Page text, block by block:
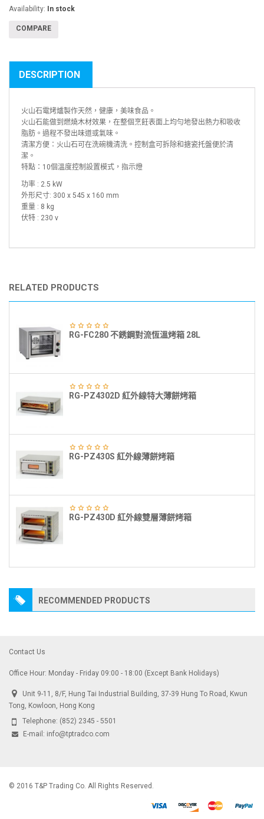
Availability: In stock
COMPARE
DESCRIPTION
火山石電烤爐製作天然，健康，美味食品。
火山石能做到燃燒木材效果，在整個烹飪表面上均勻地發出熱力和吸收
脂肪。過程不發出味道或氣味。
清潔方便：火山石可在洗碗機清洗。控制盒可拆除和搪瓷托盤便於清
潔。
特點：10個溫度控制設置模式，指示燈
功率 : 2.5 kW
外形尺寸: 300 x 545 x 160 mm
重量 : 8 kg
伏特 : 230 v
RELATED PRODUCTS
RG-FC280 不銹鋼對流恆溫烤箱 28L
RG-PZ4302D 紅外線特大薄餅烤箱
RG-PZ430S 紅外線薄餅烤箱
RG-PZ430D 紅外線雙層薄餅烤箱
RECOMMENDED PRODUCTS
Contact Us
Office Hour: Monday - Friday 09:00 - 18:00 (Except Bank Holidays)
Unit 9-11, 8/F, Hung Tai Industrial Building, 37-39 Hung To Road, Kwun
Tong, Kowloon, Hong Kong
Telephone: (852) 2345 - 5501
E-mail: info@tptradco.com
© 2016 T&P Trading Co. All Rights Reserved.